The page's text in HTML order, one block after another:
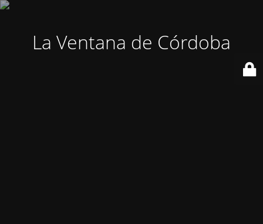
La Ventana de Córdoba